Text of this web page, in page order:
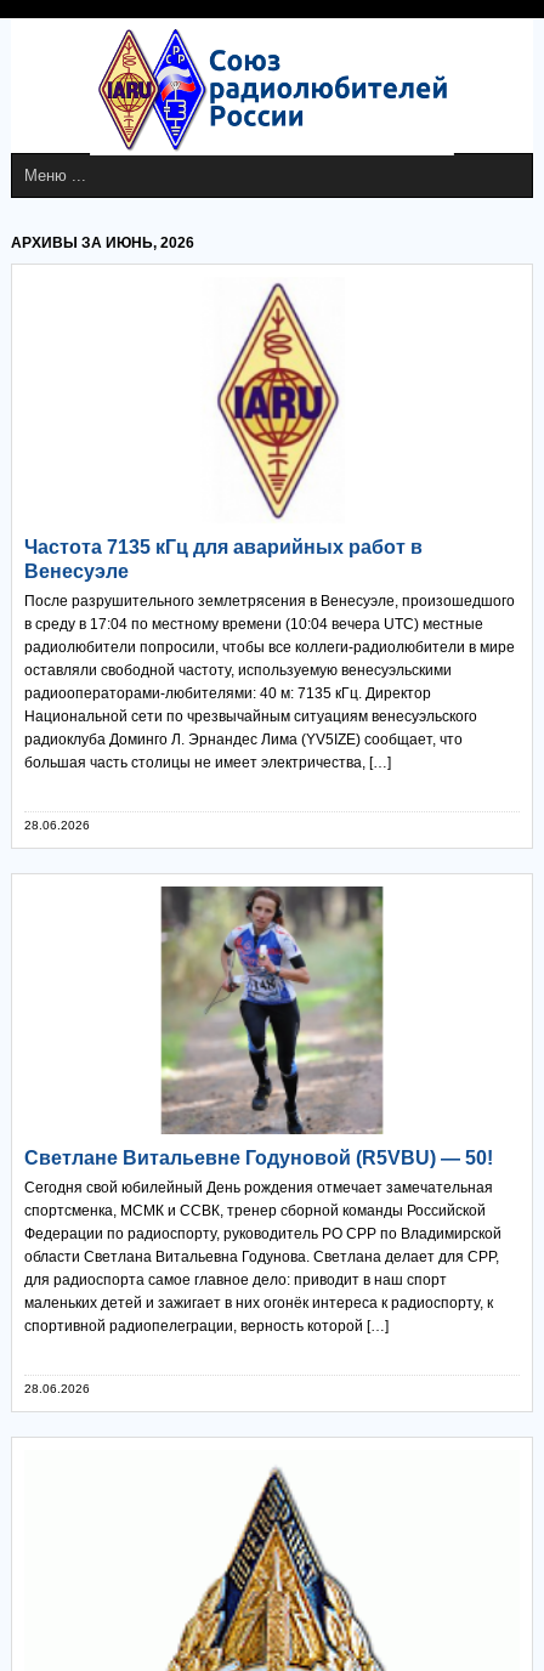
АРХИВЫ ЗА ИЮНЬ, 2026
Частота 7135 кГц для аварийных работ в
Венесуэле
После разрушительного землетрясения в Венесуэле, произошедшого
в среду в 17:04 по местному времени (10:04 вечера UTC) местные
радиолюбители попросили, чтобы все коллеги-радиолюбители в мире
оставляли свободной частоту, используемую венесуэльскими
радиооператорами-любителями: 40 м: 7135 кГц. Директор
Национальной сети по чрезвычайным ситуациям венесуэльского
радиоклуба Доминго Л. Эрнандес Лима (YV5IZE) сообщает, что
большая часть столицы не имеет электричества, […]
28.06.2026
Светлане Витальевне Годуновой (R5VBU) — 50!
Сегодня свой юбилейный День рождения отмечает замечательная
спортсменка, МСМК и ССВК, тренер сборной команды Российской
Федерации по радиоспорту, руководитель РО СРР по Владимирской
области Светлана Витальевна Годунова. Светлана делает для СРР,
для радиоспорта самое главное дело: приводит в наш спорт
маленьких детей и зажигает в них огонёк интереса к радиоспорту, к
спортивной радиопелеграции, верность которой […]
28.06.2026